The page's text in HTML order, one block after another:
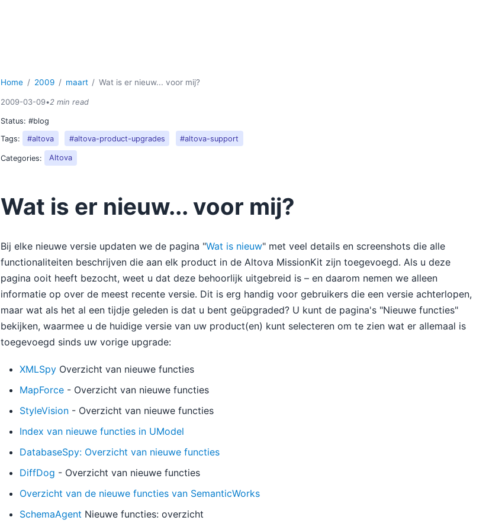
Home 2009 maart Wat is er nieuw... voor mij?
2009-03-09•2 min read
Status:#blog
Tags:
#altova #altova-product-upgrades #altova-support
Categories: Altova
Wat is er nieuw... voor mij?
Bij elke nieuwe versie updaten we de pagina "Wat is nieuw" met veel details en screenshots die alle
functionaliteiten beschrijven die aan elk product in de Altova MissionKit zijn toegevoegd. Als u deze
pagina ooit heeft bezocht, weet u dat deze behoorlijk uitgebreid is – en daarom nemen we alleen
informatie op over de meest recente versie. Dit is erg handig voor gebruikers die een versie achterlopen,
maar wat als het al een tijdje geleden is dat u bent geüpgraded? U kunt de pagina's "Nieuwe functies"
bekijken, waarmee u de huidige versie van uw product(en) kunt selecteren om te zien wat er allemaal is
toegevoegd sinds uw vorige upgrade:
XMLSpy Overzicht van nieuwe functies
MapForce - Overzicht van nieuwe functies
StyleVision - Overzicht van nieuwe functies
Index van nieuwe functies in UModel
DatabaseSpy: Overzicht van nieuwe functies
DiffDog - Overzicht van nieuwe functies
Overzicht van de nieuwe functies van SemanticWorks
SchemaAgent Nieuwe functies: overzicht